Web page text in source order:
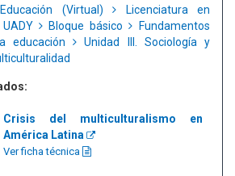
(Virtual)
Licenciatura en
Bloque básico
Fundamentos
educación
Unidad III. Sociología y
Crisis del multiculturalismo en
América Latina
Ver ficha técnica